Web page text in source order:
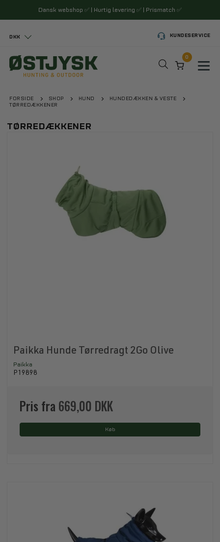
Dansk webshop ✅ | Hurtig levering ✅ | Prismatch ✅
DKK KUNDESERVICE
0
FORSIDE SHOP HUND
HUNDEDÆKKEN & VESTE
TØRREDÆKKENER
TØRREDÆKKENER
Paikka Hunde Tørredragt 2Go Olive
Paikka
P19898
Pris fra 669,00 DKK
Køb